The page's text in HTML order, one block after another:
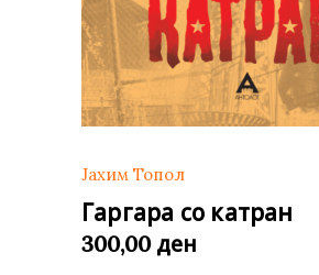
Јахим Топол
Гаргара со катран
300,00 ден